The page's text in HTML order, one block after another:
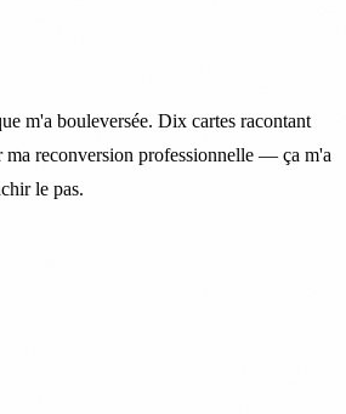
m'a bouleversée. Dix cartes racontant
ma reconversion professionnelle — ça m'a
le pas.